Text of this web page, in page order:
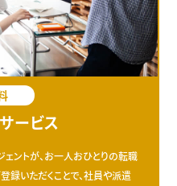
ービス
ントが、お一人おひとりの転職
録いただくことで、社員や派遣